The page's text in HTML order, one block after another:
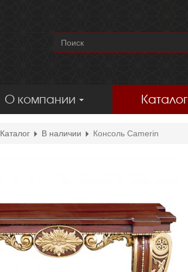
О компании Каталог
Каталог В наличии Консоль Camerin